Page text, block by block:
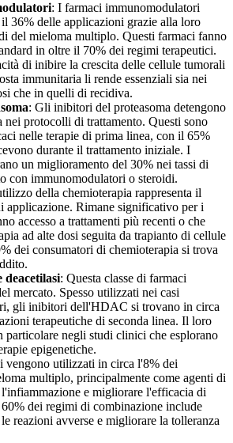
: I farmaci immunomodulatori
il 36% delle applicazioni grazie alla loro
del mieloma multiplo. Questi farmaci fanno
in oltre il 70% dei regimi terapeutici.
di inibire la crescita delle cellule tumorali
immunitaria li rende essenziali sia nei
che in quelli di recidiva.
: Gli inibitori del proteasoma detengono
protocolli di trattamento. Questi sono
nelle terapie di prima linea, con il 65%
durante il trattamento iniziale. I
un miglioramento del 30% nei tassi di
con immunomodulatori o steroidi.
della chemioterapia rappresenta il
applicazione. Rimane significativo per i
accesso a trattamenti più recenti o che
ad alte dosi seguita da trapianto di cellule
dei consumatori di chemioterapia si trova
: Questa classe di farmaci
mercato. Spesso utilizzati nei casi
gli inibitori dell'HDAC si trovano in circa
terapeutiche di seconda linea. Il loro
particolare negli studi clinici che esplorano
epigenetiche.
vengono utilizzati in circa l'8% dei
multiplo, principalmente come agenti di
e migliorare l'efficacia di
dei regimi di combinazione include
reazioni avverse e migliorare la tolleranza